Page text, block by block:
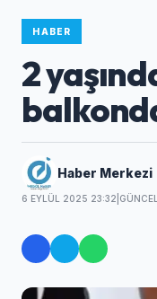
HABER
2
Haber Merkezi
6 EYLÜL 2025 23:32